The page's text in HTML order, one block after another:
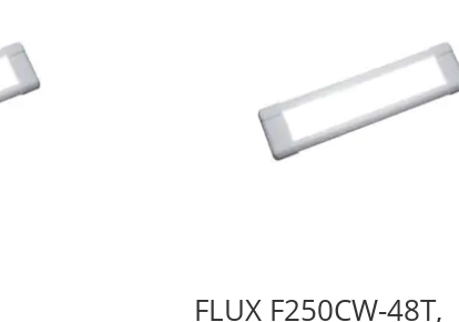
FLUX F250CW-48T,